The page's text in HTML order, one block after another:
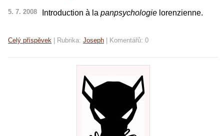
5. 7. 2008 Introduction à la panpsychologie lorenzienne.
Celý příspěvek Rubrika: Joseph Komentářů: 0